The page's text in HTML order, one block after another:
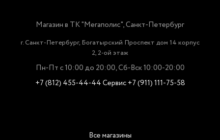
Магазин в ТК "Мегаполис", Санкт-Петербург
г. Санкт-Петербург, Богатырский Проспект дом 14 корпус
2, 2-ой этаж
Пн-Пт с 10:00 до 20:00, Сб-Вск 10:00-20:00
+7 (812) 455-44-44Сервис +7 (911) 111-75-58
Все магазины